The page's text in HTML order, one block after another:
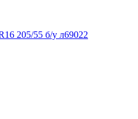
205/55 б/у л69022